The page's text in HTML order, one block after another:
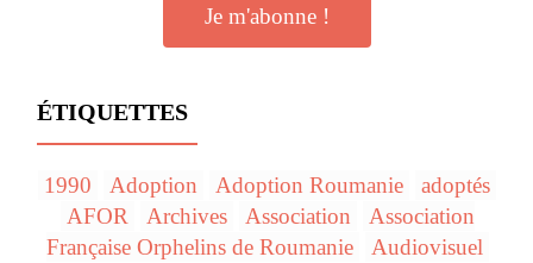
ÉTIQUETTES
1990 Adoption Adoption Roumanie
adoptés
AFOR
Archives Association
Association
Française Orphelins de Roumanie
Audiovisuel